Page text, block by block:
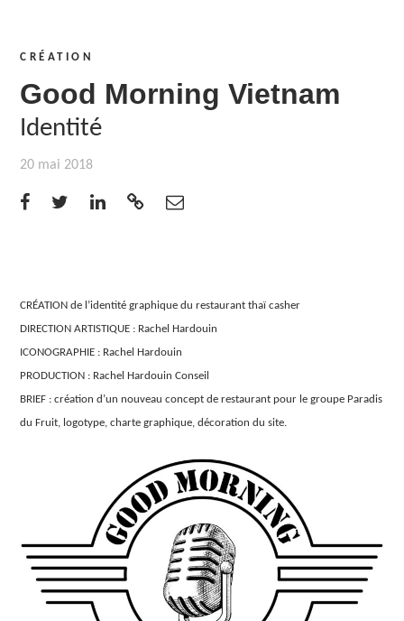
CRÉATION
Good Morning Vietnam
Identité
20 mai 2018
CRÉATION de l’identité graphique du restaurant thaï casher
DIRECTION ARTISTIQUE : Rachel Hardouin
ICONOGRAPHIE : Rachel Hardouin
PRODUCTION : Rachel Hardouin Conseil
BRIEF : création d’un nouveau concept de restaurant pour le groupe Paradis
du Fruit, logotype, charte graphique, décoration du site.